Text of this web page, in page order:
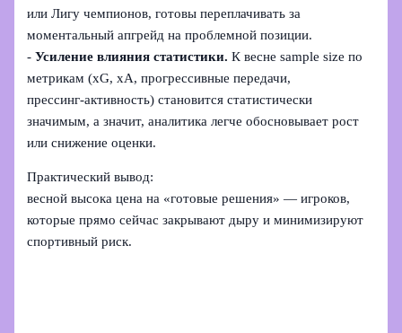
или Лигу чемпионов, готовы переплачивать за
моментальный апгрейд на проблемной позиции.
-Усиление влияния статистики. К весне sample size по
метрикам (xG, xA, прогрессивные передачи,
прессинг‑активность) становится статистически
значимым, а значит, аналитика легче обосновывает рост
или снижение оценки.
Практический вывод:
весной высока цена на «готовые решения» — игроков,
которые прямо сейчас закрывают дыру и минимизируют
спортивный риск.